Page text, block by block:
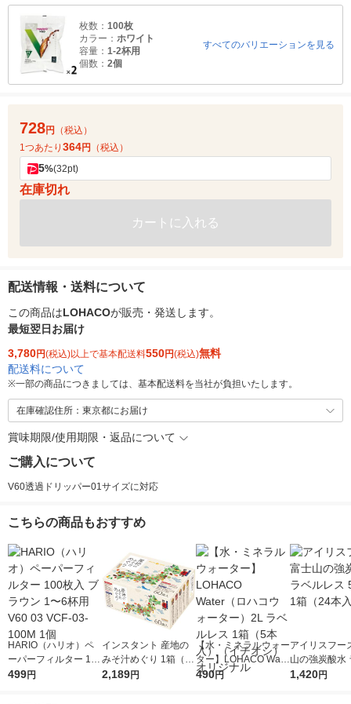
枚数： 100枚
カラー： ホワイト
容量： 1-2杯用
個数： 2個
すべてのバリエーションを見る
728円
（税込）
1つあたり 364円 （税込）
5%(32pt)
在庫切れ
カートに入れる
配送情報・送料について
この商品はLOHACOが販売・発送します。
最短翌日お届け
3,780円(税込)以上で基本配送料550円(税込)無料
配送料について
※一部の商品につきましては、基本配送料を当社が負担いたします。
在庫確認住所：東京都にお届け
賞味期限/使用期限・返品について
ご購入について
V60透過ドリッパー01サイズに対応
こちらの商品もおすすめ
HARIO（ハリオ）ペ
ーパーフィルター 100
枚入 ブラウン 1〜6杯
499円
インスタント 産地の
みそ汁めぐり 1箱（60
食入） ひかり味噌
2,189円
【水・ミネラルウォー
ター】LOHACO Wate
r（ロハコウォータ
490円
アイリスフー
山の強炭酸水
レス 500ml 1
1,420円